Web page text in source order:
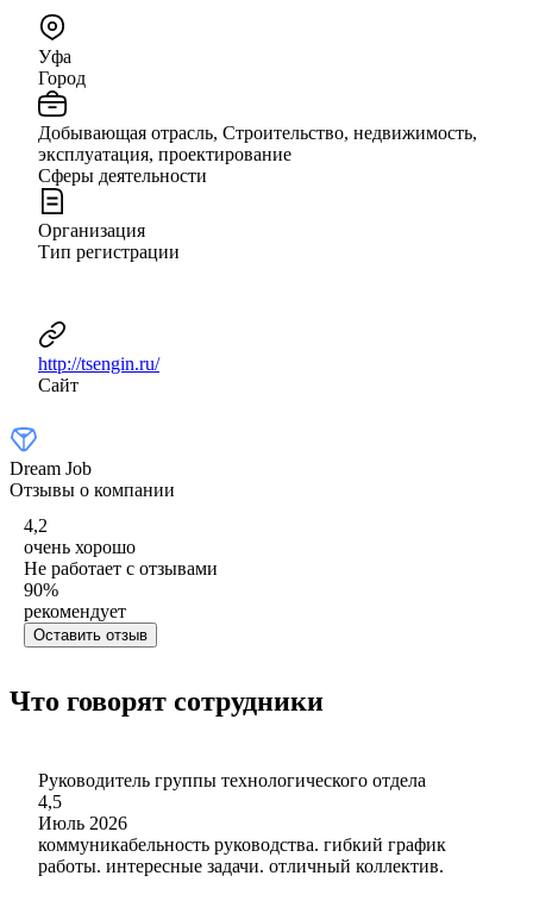
Уфа
Город
Добывающая отрасль, Строительство, недвижимость,
эксплуатация, проектирование
Сферы деятельности
Организация
Тип регистрации
http://tsengin.ru/
Сайт
Dream Job
Отзывы о компании
4,2
очень хорошо
Не работает с отзывами
90%
рекомендует
Оставить отзыв
Что говорят сотрудники
Руководитель группы технологического отдела
4,5
Июль 2026
коммуникабельность руководства. гибкий график
работы. интересные задачи. отличный коллектив.